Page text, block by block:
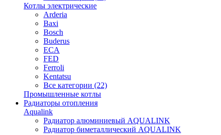
Котлы электрические
Arderia
Baxi
Bosch
Buderus
ECA
FED
Ferroli
Kentatsu
Все категории (22)
Промышленные котлы
Радиаторы отопления
Aqualink
Радиатор алюминиевый AQUALINK
Радиатор биметаллический AQUALINK